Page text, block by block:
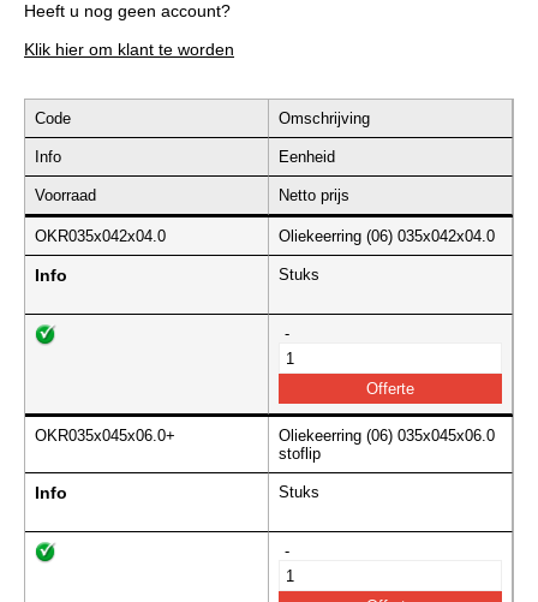
Heeft u nog geen account?
Klik hier om klant te worden
Code Omschrijving
Info Eenheid
Voorraad Netto prijs
OKR035x042x04.0 Oliekeerring (06) 035x042x04.0
Info Stuks
-
OKR035x045x06.0+
Oliekeerring (06) 035x045x06.0
stoflip
Info Stuks
-